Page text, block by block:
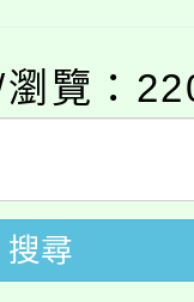
桃園電
動會8/
舉行。
享有免
收入戶
科技中
覽：
搜尋